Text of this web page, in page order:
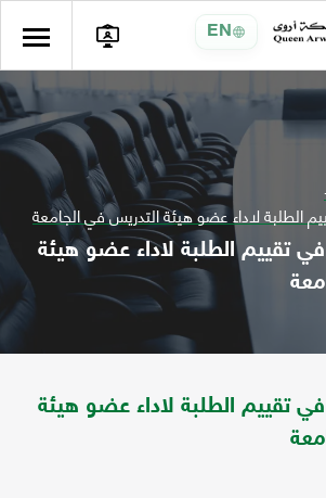
EN
الطلبة لاداء عضو هيئة التدريس في الجامعة
في تقييم الطلبة لاداء عضو هيئة
في تقييم الطلبة لاداء عضو هيئة